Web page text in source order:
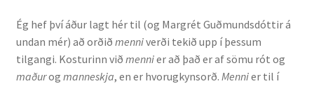
Utan Háskólans
Verkefnisstjórn
Ég hef því áður lagt hér til (og Margrét Guðmundsdóttir á
undan mér) að orðið menniverði tekið upp í þessum
tilgangi. Kosturinn við mennier að það er af sömu rót og
maðurog manneskja, en er hvorugkynsorð. Mennier til í